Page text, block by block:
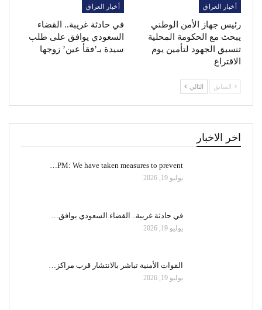
أخبار العراق
رئيس جهاز الأمن الوطني
يبحث مع الحكومة المحلية
تنسيق الجهود لتأمين يوم
الاقتراع
أخبار العراق
في حادثة غريبة.. القضاء
السعودي يوافق على طلب
سيدة بـ’فقأ عين’ زوجها
السابق التالي
اخر الاخبار
PM: We have taken measures to prevent…
يوليو 19, 2026
في حادثة غريبة.. القضاء السعودي يوافق…
يوليو 19, 2026
القوات الأمنية تباشر بالانتشار قرب مراكز…
يوليو 19, 2026